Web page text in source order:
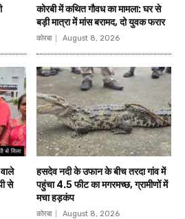
कोरबी में कथित गौवध का मामला: घर से
बड़ी मात्रा में मांस बरामद, दो युवक फरार
कोरबा August 8, 2026
से
हसदेव नदी के उफान के बीच तरदा गांव में
पहुंचा 4.5 फीट का मगरमच्छ, ग्रामीणों में
मचा हड़कंप
कोरबा August 8, 2026